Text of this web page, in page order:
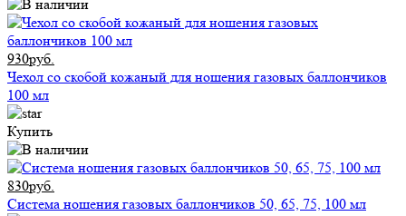
930руб.
Чехол со скобой кожаный для ношения газовых баллончиков
100 мл
Купить
830руб.
Система ношения газовых баллончиков 50, 65, 75, 100 мл